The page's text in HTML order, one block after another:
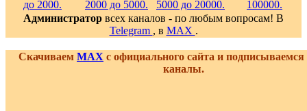
Администратор всех каналов - по любым вопросам! В
Telegram , в MAX .
Скачиваем MAX с официального сайта и
каналы.